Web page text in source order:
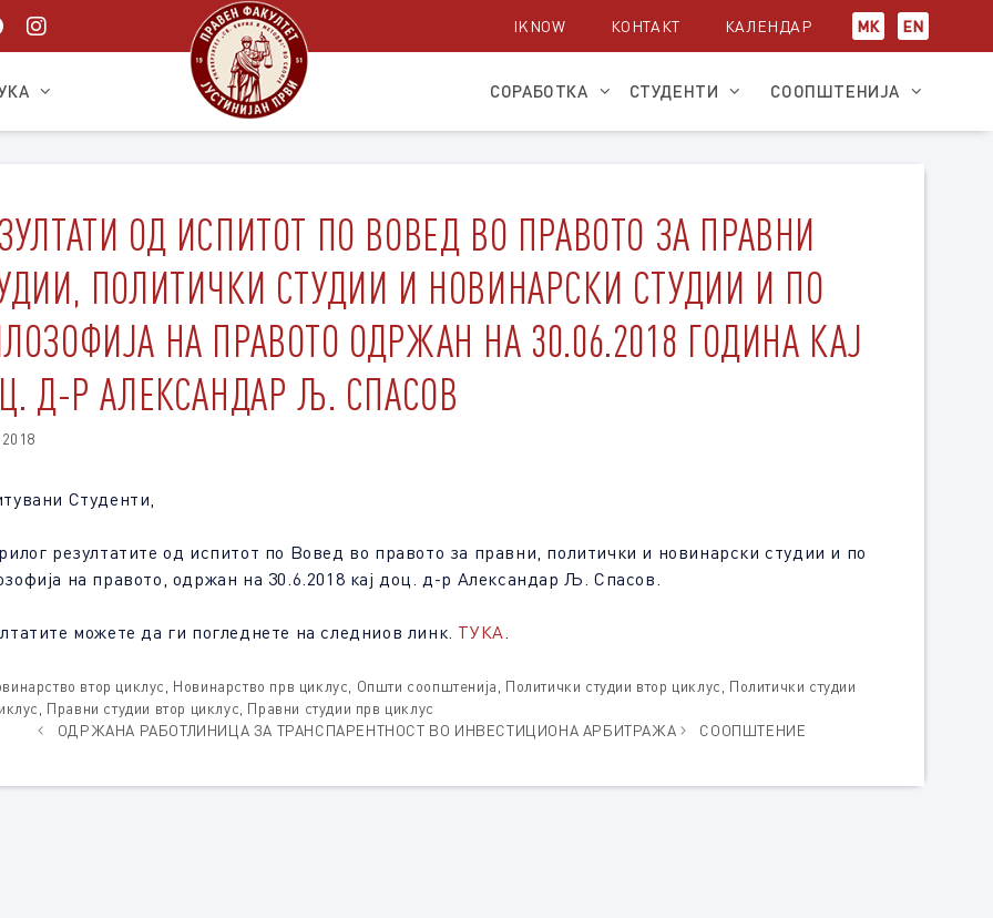
IKNOW КОНТАКТ КАЛЕНДАР МК EN
СОРАБОТКА СТУДЕНТИ СООПШТЕНИЈА
ОД ИСПИТОТ ПО ВОВЕД ВО ПРАВОТО ЗА ПРАВНИ
ПОЛИТИЧКИ СТУДИИ И НОВИНАРСКИ СТУДИИ И ПО
НА ПРАВОТО ОДРЖАН НА 30.06.2018 ГОДИНА КАЈ
Д-Р АЛЕКСАНДАР Љ. СПАСОВ
Студенти,
резултатите од испитот по Вовед во правото за правни, политички и новинарски студии и по
на правото, одржан на 30.6.2018 кај доц. д-р Александар Љ. Спасов.
можете да ги погледнете на следниов линк. ТУКА.
втор циклус, Новинарство прв циклус, Општи соопштенија, Политички студии втор циклус, Политички студии
, Правни студии втор циклус, Правни студии прв циклус
ОДРЖАНА РАБОТЛИНИЦА ЗА ТРАНСПАРЕНТНОСТ ВО ИНВЕСТИЦИОНА АРБИТРАЖА
СООПШТЕНИЕ